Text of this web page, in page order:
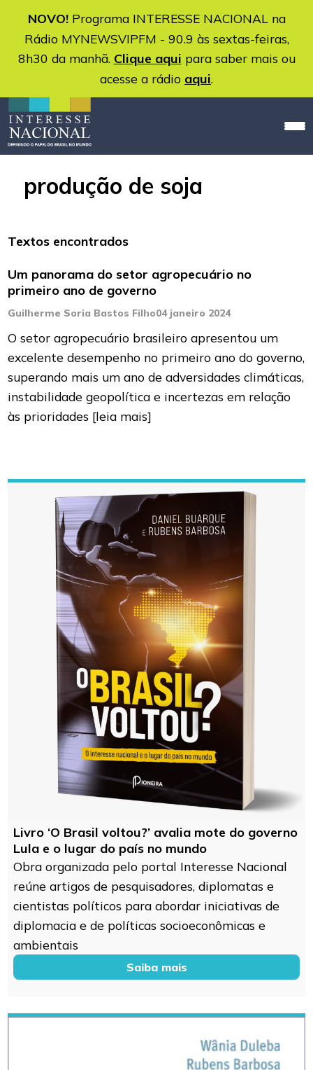
NOVO!Programa INTERESSE NACIONAL na
Rádio MYNEWSVIPFM - 90.9 às sextas-feiras,
8h30 da manhã. Clique aqui para saber mais ou
acesse a rádio aqui.
produção de soja
Textos encontrados
Um panorama do setor agropecuário no
primeiro ano de governo
Guilherme Soria Bastos Filho04 janeiro 2024
O setor agropecuário brasileiro apresentou um
excelente desempenho no primeiro ano do governo,
superando mais um ano de adversidades climáticas,
instabilidade geopolítica e incertezas em relação
às prioridades [leia mais]
Livro ‘O Brasil voltou?’ avalia mote do governo
Lula e o lugar do país no mundo
Obra organizada pelo portal Interesse Nacional
reúne artigos de pesquisadores, diplomatas e
cientistas políticos para abordar iniciativas de
diplomacia e de políticas socioeconômicas e
ambientais
Saiba mais